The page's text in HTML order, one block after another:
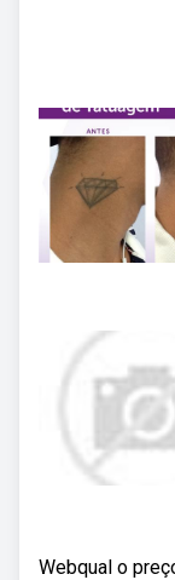
Webqual o